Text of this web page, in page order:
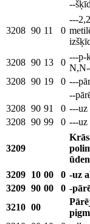
--
3208 90 11 0
---
3208 90 13 0
---p-
N,N-
3208 90 19 0 ---
--
3208 90 91 0 ---uz
3208 90 99 0 ---uz
3209
3209 10 00 0 -uz
3209 90 00 0 -
3210 00